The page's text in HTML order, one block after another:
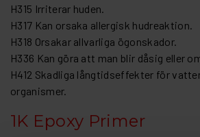
H315 Irriterar huden.
H317 Kan orsaka allergisk hudreaktion.
H318 Orsakar allvarliga ögonskador.
H336 Kan göra att man blir dåsig eller
H412 Skadliga långtidseffekter för
organismer.
1K Epoxy Primer